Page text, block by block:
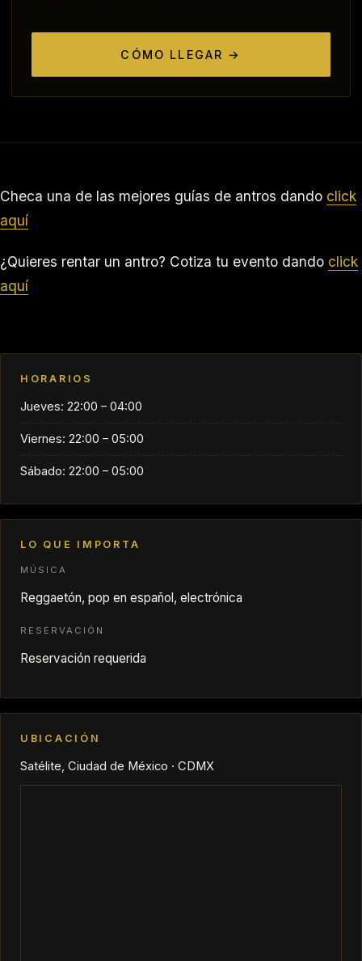
CÓMO LLEGAR →
Checa una de las mejores guías de antros dando click
aquí
¿Quieres rentar un antro? Cotiza tu evento dando click
aquí
HORARIOS
Jueves: 22:00 – 04:00
Viernes: 22:00 – 05:00
Sábado: 22:00 – 05:00
LO QUE IMPORTA
MÚSICA
Reggaetón, pop en español, electrónica
RESERVACIÓN
Reservación requerida
UBICACIÓN
Satélite, Ciudad de México · CDMX